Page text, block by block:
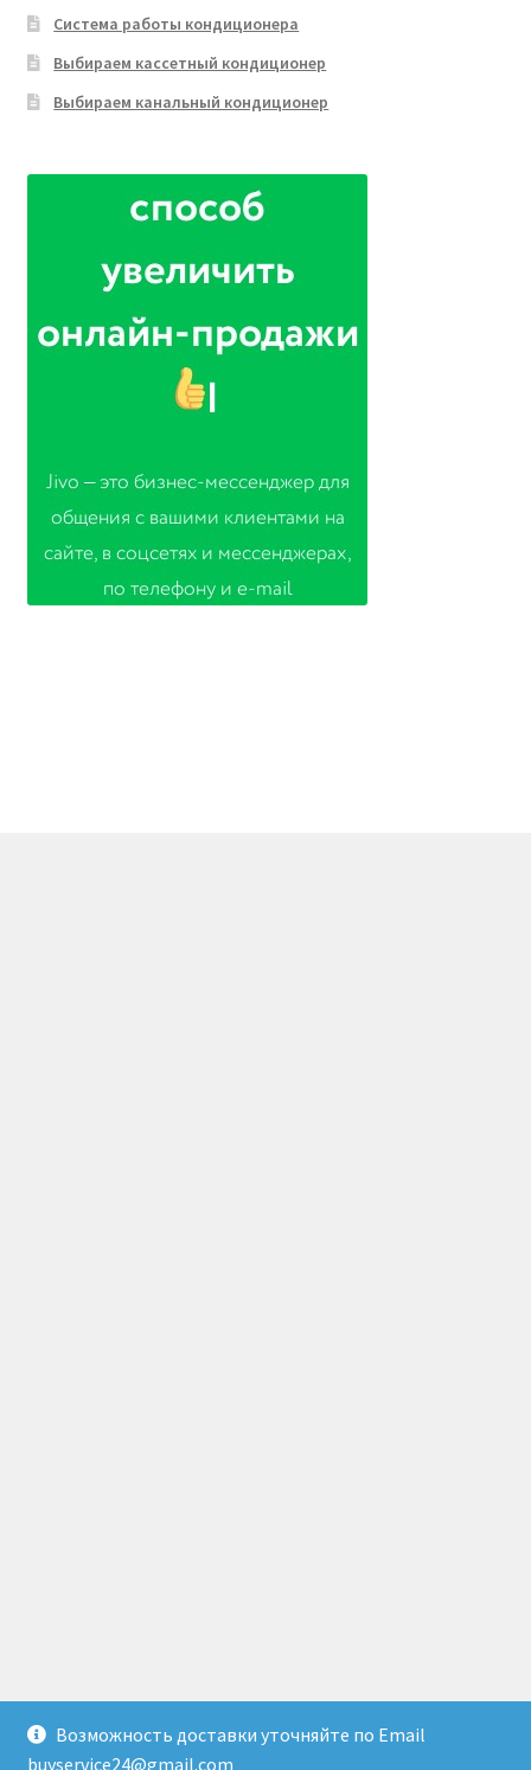
Возможность доставки уточняйте по Email
buyservice24@gmail.com
Система работы кондиционера
Выбираем кассетный кондиционер
Выбираем канальный кондиционер
© Доставка товаров из Гонконга 2026